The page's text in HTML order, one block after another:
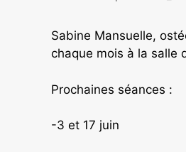
Sabine Mansuelle,
chaque mois à la salle
Prochaines séances :
-3 et 17 juin